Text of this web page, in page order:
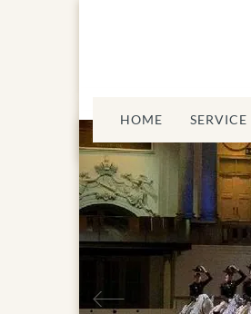
HOME SERVICE
Vorheriges